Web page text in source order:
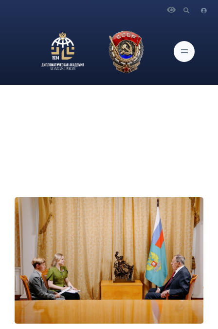
партнерами записали эксклюзивное интервью с Министром
С.В.Лавровым